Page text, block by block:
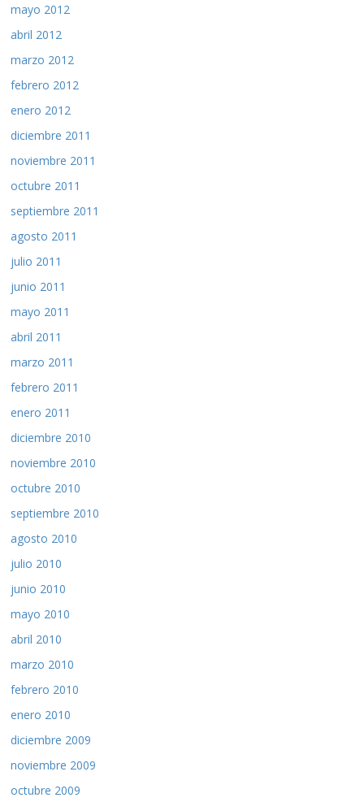
mayo 2012
abril 2012
marzo 2012
febrero 2012
enero 2012
diciembre 2011
noviembre 2011
octubre 2011
septiembre 2011
agosto 2011
julio 2011
junio 2011
mayo 2011
abril 2011
marzo 2011
febrero 2011
enero 2011
diciembre 2010
noviembre 2010
octubre 2010
septiembre 2010
agosto 2010
julio 2010
junio 2010
mayo 2010
abril 2010
marzo 2010
febrero 2010
enero 2010
diciembre 2009
noviembre 2009
octubre 2009